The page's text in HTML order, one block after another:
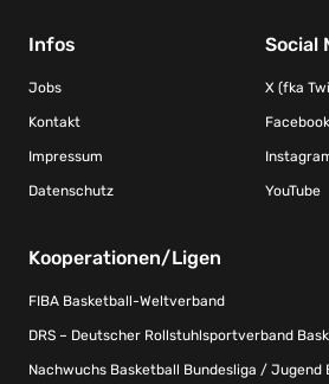
Infos
Jobs
Kontakt
Impressum
Datenschutz
Social
X (fka
Facebook
YouTube
Kooperationen/Ligen
FIBA Basketball-Weltverband
DRS – Deutscher Rollstuhlsportverband
Nachwuchs Basketball Bundesliga / Jugend